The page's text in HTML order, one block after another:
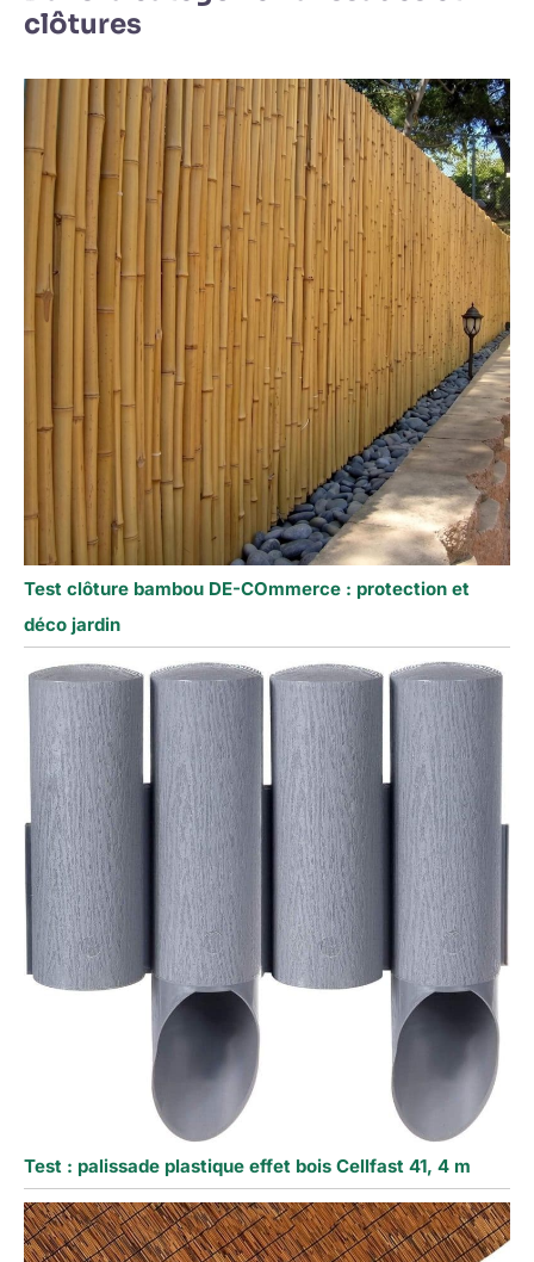
clôtures
Test clôture bambou DE-COmmerce : protection et
déco jardin
Test : palissade plastique effet bois Cellfast 41, 4 m